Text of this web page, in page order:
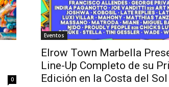
0
Eventos
Elrow Town Marbella
Line-Up Completo de su
Edición en la Costa del Sol